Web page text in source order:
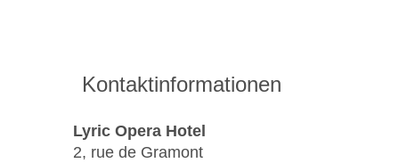
Kontaktinformationen
Lyric Opera Hotel
2, rue de Gramont